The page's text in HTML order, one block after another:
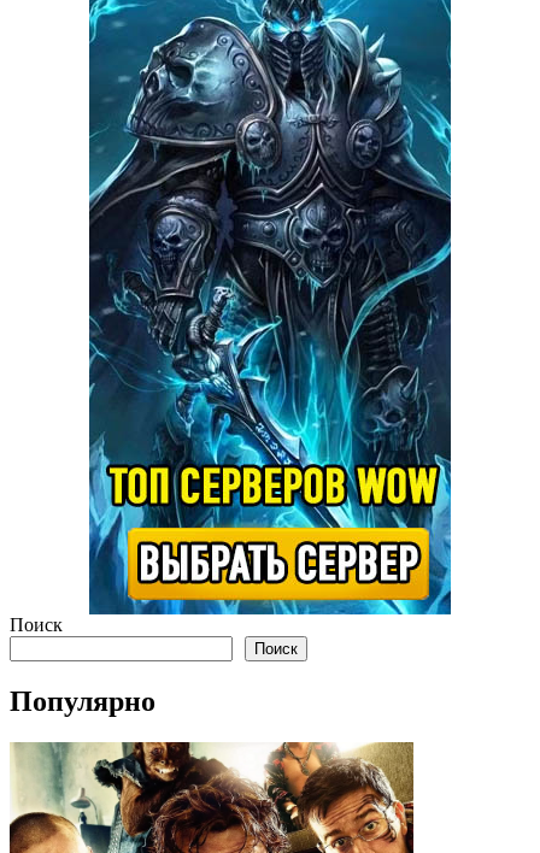
Поиск
Поиск
Популярно